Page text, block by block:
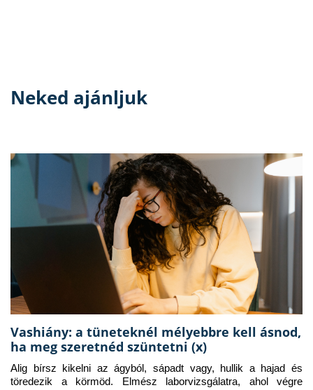
Neked ajánljuk
Vashiány: a tüneteknél mélyebbre kell ásnod,
ha meg szeretnéd szüntetni (x)
Alig bírsz kikelni az ágyból, sápadt vagy, hullik a hajad és
töredezik a körmöd. Elmész laborvizsgálatra, ahol végre